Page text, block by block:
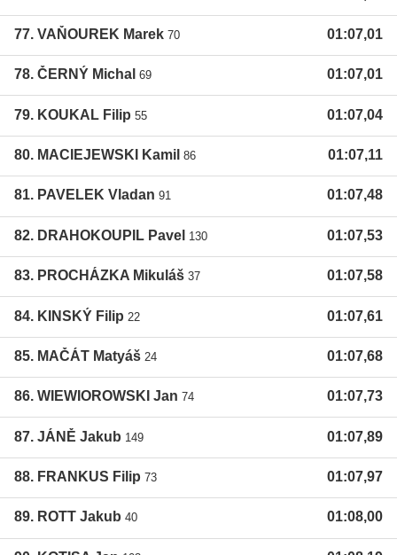
77. VAŇOUREK Marek 70 01:07,01
78. ČERNÝ Michal 69 01:07,01
79. KOUKAL Filip 55 01:07,04
80. MACIEJEWSKI Kamil 86 01:07,11
81. PAVELEK Vladan 91 01:07,48
82. DRAHOKOUPIL Pavel 130 01:07,53
83. PROCHÁZKA Mikuláš 37 01:07,58
84. KINSKÝ Filip 22 01:07,61
85. MAČÁT Matyáš 24 01:07,68
86. WIEWIOROWSKI Jan 74 01:07,73
87. JÁNĚ Jakub 149 01:07,89
88. FRANKUS Filip 73 01:07,97
89. ROTT Jakub 40 01:08,00